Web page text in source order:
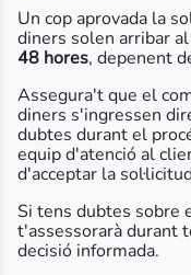
Un cop aprovada la
diners solen arribar
48 hores, depenent
Assegura't que el
diners s'ingressen
dubtes durant el
equip d'atenció al
d'acceptar la
Si tens dubtes sobre
t'assessorarà durant
decisió informada.